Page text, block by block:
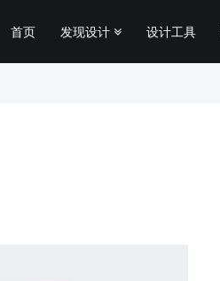
首页 发现设计 设计工具